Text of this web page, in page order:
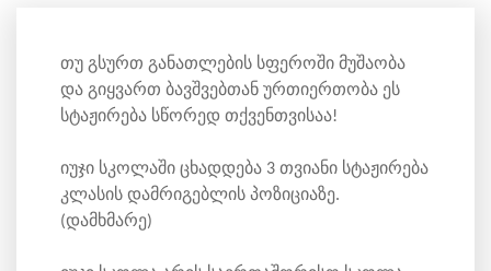
თუ გსურთ განათლების სფეროში მუშაობა
და გიყვართ ბავშვებთან ურთიერთობა ეს
სტაჟირება სწორედ თქვენთვისაა!
იუჯი სკოლაში ცხადდება 3 თვიანი სტაჟირება
კლასის დამრიგებლის პოზიციაზე.
(დამხმარე)